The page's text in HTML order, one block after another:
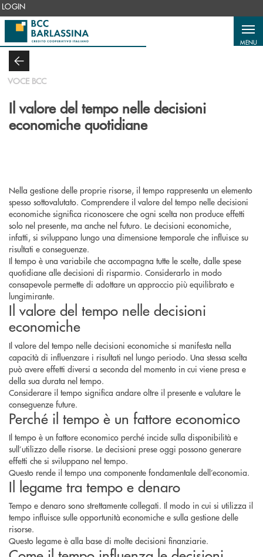
Salta al contenuto principale
LOGIN
MENU
VOCE BCC
Il valore del tempo nelle decisioni
economiche quotidiane
Nella gestione delle proprie risorse, il tempo rappresenta un elemento
spesso sottovalutato. Comprendere il valore del tempo nelle decisioni
economiche significa riconoscere che ogni scelta non produce effetti
solo nel presente, ma anche nel futuro. Le decisioni economiche,
infatti, si sviluppano lungo una dimensione temporale che influisce su
risultati e conseguenze.
Il tempo è una variabile che accompagna tutte le scelte, dalle spese
quotidiane alle decisioni di risparmio. Considerarlo in modo
consapevole permette di adottare un approccio più equilibrato e
lungimirante.
Il valore del tempo nelle decisioni
economiche
Il valore del tempo nelle decisioni economiche si manifesta nella
capacità di influenzare i risultati nel lungo periodo. Una stessa scelta
può avere effetti diversi a seconda del momento in cui viene presa e
della sua durata nel tempo.
Considerare il tempo significa andare oltre il presente e valutare le
conseguenze future.
Perché il tempo è un fattore economico
Il tempo è un fattore economico perché incide sulla disponibilità e
sull’utilizzo delle risorse. Le decisioni prese oggi possono generare
effetti che si sviluppano nel tempo.
Questo rende il tempo una componente fondamentale dell’economia.
Il legame tra tempo e denaro
Tempo e denaro sono strettamente collegati. Il modo in cui si utilizza il
tempo influisce sulle opportunità economiche e sulla gestione delle
risorse.
Questo legame è alla base di molte decisioni finanziarie.